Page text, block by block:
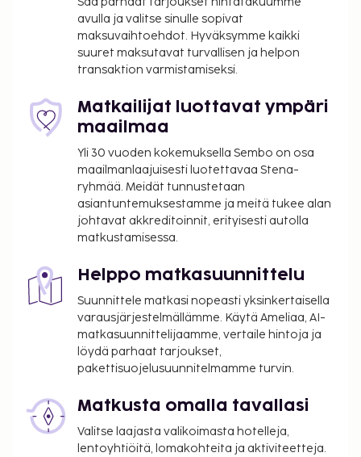
avulla ja valitse sinulle sopivat
maksuvaihtoehdot. Hyväksymme kaikki
suuret maksutavat turvallisen ja helpon
transaktion varmistamiseksi.
Matkailijat luottavat ympäri
maailmaa
Yli 30 vuoden kokemuksella Sembo on osa
maailmanlaajuisesti luotettavaa Stena-
ryhmää. Meidät tunnustetaan
asiantuntemuksestamme ja meitä tukee alan
johtavat akkreditoinnit, erityisesti autolla
matkustamisessa.
Helppo matkasuunnittelu
Suunnittele matkasi nopeasti yksinkertaisella
varausjärjestelmällämme. Käytä Ameliaa, AI-
matkasuunnittelijaamme, vertaile hintoja ja
löydä parhaat tarjoukset,
pakettisuojelusuunnitelmamme turvin.
Matkusta omalla tavallasi
Valitse laajasta valikoimasta hotelleja,
lentoyhtiöitä, lomakohteita ja aktiviteetteja.